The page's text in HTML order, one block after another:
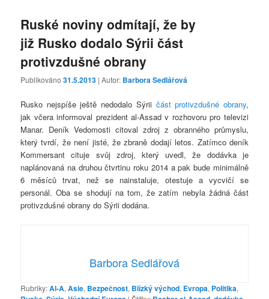
Ruské noviny odmítají, že by
již Rusko dodalo Sýrii část
protivzdušné obrany
Publikováno31.5.2013 | Autor: Barbora Sedlářová
Rusko nejspíše ještě nedodalo Sýrii část protivzdušné obrany,
jak včera informoval prezident al-Assad v rozhovoru pro televizi
Manar. Deník Vedomosti citoval zdroj z obranného průmyslu,
který tvrdí, že není jisté, že zbraně dodají letos. Zatímco deník
Kommersant cituje svůj zdroj, který uvedl, že dodávka je
naplánovaná na druhou čtvrtinu roku 2014 a pak bude minimálně
6 měsíců trvat, než se nainstaluje, otestuje a vycvičí se
personál. Oba se shodují na tom, že zatím nebyla žádná část
protivzdušné obrany do Sýrii dodána.
Barbora Sedlářová
Rubriky:Al-A,Asie, Bezpečnost, Blízký východ, Evropa, Politika,